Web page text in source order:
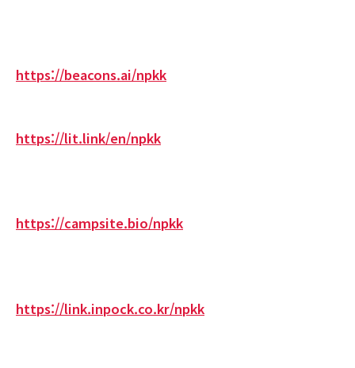
https://beacons.ai/npkk
https://lit.link/en/npkk
https://campsite.bio/npkk
https://link.inpock.co.kr/npkk